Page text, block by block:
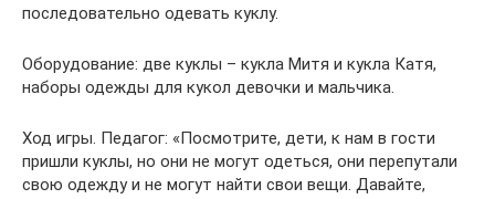
последовательно одевать куклу.
Оборудование: две куклы – кукла Митя и кукла Катя,
наборы одежды для кукол девочки и мальчика.
Ход игры. Педагог: «Посмотрите, дети, к нам в гости
пришли куклы, но они не могут одеться, они перепутали
свою одежду и не могут найти свои вещи. Давайте,